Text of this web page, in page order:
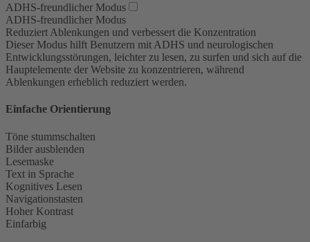
ADHS-freundlicher Modus
ADHS-freundlicher Modus
Reduziert Ablenkungen und verbessert die Konzentration
Dieser Modus hilft Benutzern mit ADHS und neurologischen
Entwicklungsstörungen, leichter zu lesen, zu surfen und sich auf die
Hauptelemente der Website zu konzentrieren, während
Ablenkungen erheblich reduziert werden.
Einfache Orientierung
Töne stummschalten
Bilder ausblenden
Lesemaske
Text in Sprache
Kognitives Lesen
Navigationstasten
Hoher Kontrast
Einfarbig